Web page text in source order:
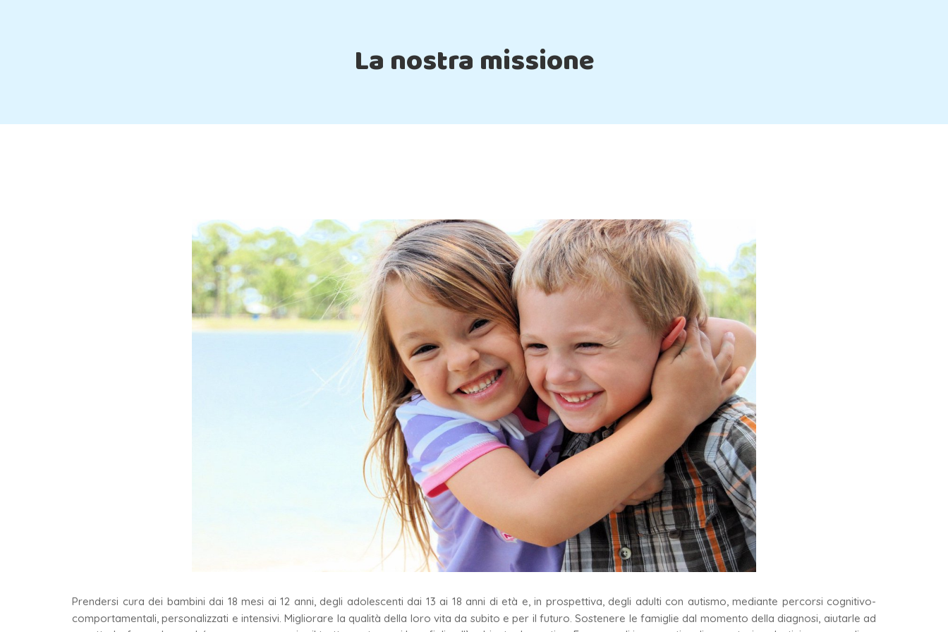
La nostra missione
Prendersi cura dei bambini dai 18 mesi ai 12 anni, degli adolescenti dai 13 ai 18 anni di età e, in prospettiva, degli adulti con autismo, mediante percorsi cognitivo-
comportamentali, personalizzati e intensivi. Migliorare la qualità della loro vita da subito e per il futuro. Sostenere le famiglie dal momento della diagnosi, aiutarle ad